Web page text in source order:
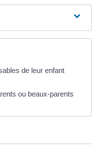
de leur enfant
ou beaux-parents